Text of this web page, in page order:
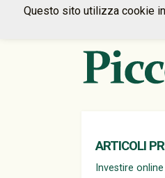
ARTICOLI
Investire
Questo sito utilizza cookie